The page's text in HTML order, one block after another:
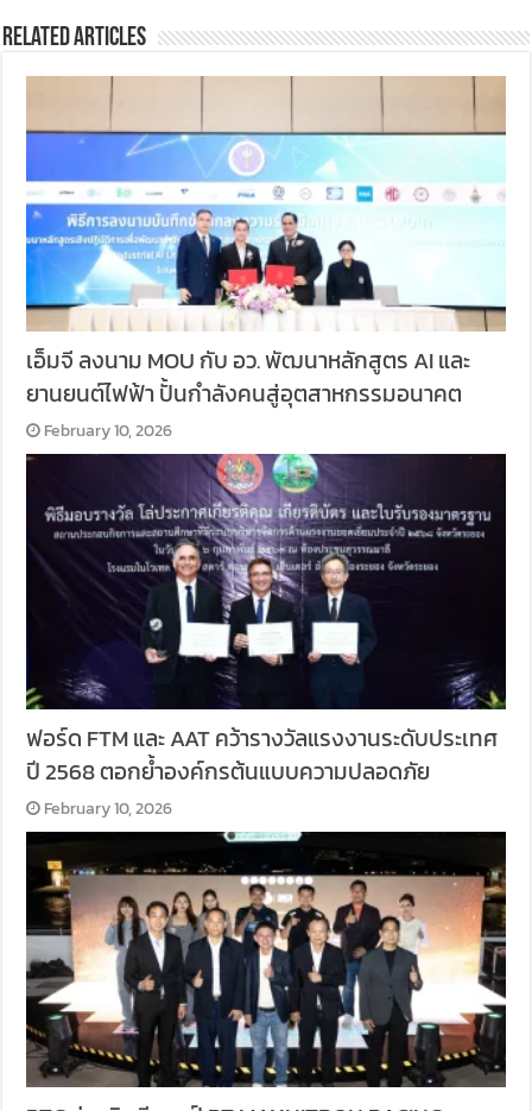
Related Articles
เอ็มจี ลงนาม MOU กับ อว. พัฒนาหลักสูตร AI และ
ยานยนต์ไฟฟ้า ปั้นกำลังคนสู่อุตสาหกรรมอนาคต
February 10, 2026
ฟอร์ด FTM และ AAT คว้ารางวัลแรงงานระดับประเทศ
ปี 2568 ตอกย้ำองค์กรต้นแบบความปลอดภัย
February 10, 2026